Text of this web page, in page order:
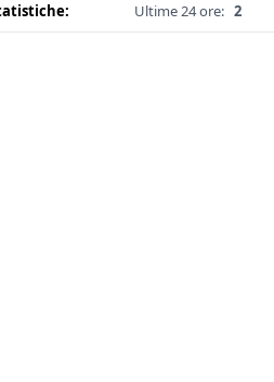
Ultime 24 ore: 2